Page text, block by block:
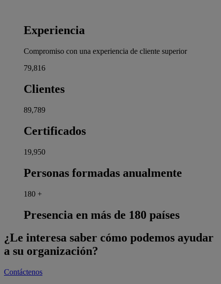
Experiencia
Compromiso con una experiencia de cliente superior
80,000
Clientes
90,000
Certificados
20,000
Personas formadas anualmente
180 +
Presencia en más de 180 países
¿Le interesa saber cómo podemos ayudar
a su organización?
Contáctenos